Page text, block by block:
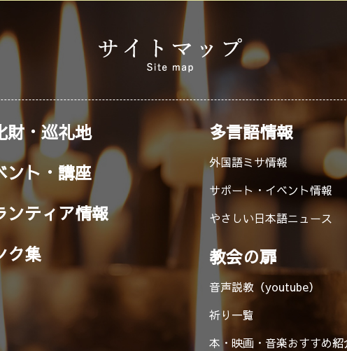
財・巡礼地
ント・講座
ンティア情報
ク集
多言語情報
外国語ミサ情報
サポート・イベント情報
やさしい日本語ニュース
教会の扉
音声説教（youtube）
祈り一覧
本・映画・音楽おすすめ紹